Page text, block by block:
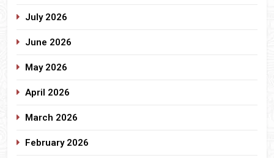
July 2026
June 2026
May 2026
April 2026
March 2026
February 2026